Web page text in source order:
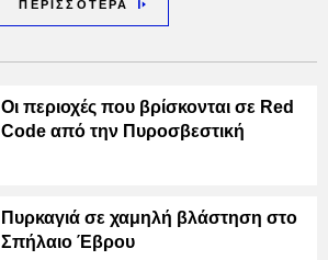
ΠΕΡΙΣΣΟΤΕΡΑ
Οι περιοχές που βρίσκονται σε Red
Code από την Πυροσβεστική
Πυρκαγιά σε χαμηλή βλάστηση στο
Σπήλαιο Έβρου